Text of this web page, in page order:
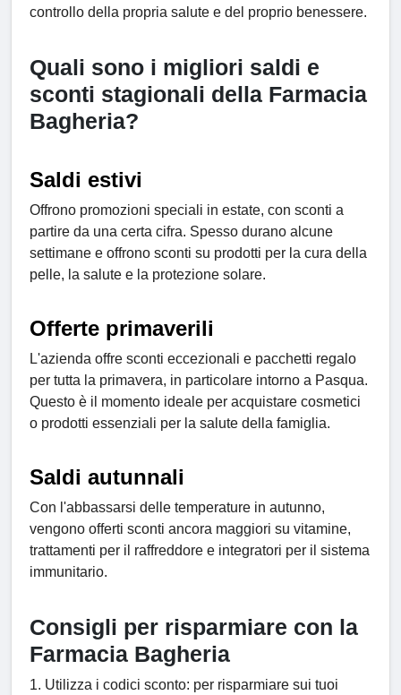
controllo della propria salute e del proprio benessere.
Quali sono i migliori saldi e
sconti stagionali della Farmacia
Bagheria?
Saldi estivi
Offrono promozioni speciali in estate, con sconti a
partire da una certa cifra. Spesso durano alcune
settimane e offrono sconti su prodotti per la cura della
pelle, la salute e la protezione solare.
Offerte primaverili
L'azienda offre sconti eccezionali e pacchetti regalo
per tutta la primavera, in particolare intorno a Pasqua.
Questo è il momento ideale per acquistare cosmetici
o prodotti essenziali per la salute della famiglia.
Saldi autunnali
Con l'abbassarsi delle temperature in autunno,
vengono offerti sconti ancora maggiori su vitamine,
trattamenti per il raffreddore e integratori per il sistema
immunitario.
Consigli per risparmiare con la
Farmacia Bagheria
1. Utilizza i codici sconto: per risparmiare sui tuoi